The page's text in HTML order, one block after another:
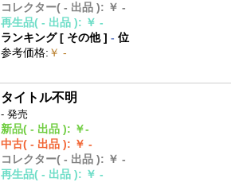
コレクター( - 出品 ): ￥ -
再生品( - 出品 ): ￥ -
ランキング [ その他]- 位
参考価格: ￥ -
タイトル不明
- 発売
新品( - 出品 ): ￥-
中古( - 出品 ): ￥ -
コレクター( - 出品 ): ￥ -
再生品( - 出品 ): ￥ -